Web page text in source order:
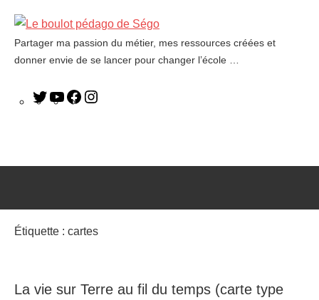
Le
boulot
Partager ma passion du métier, mes ressources créées et
donner envie de se lancer pour changer l’école …
Étiquette : cartes
La vie sur Terre au fil du temps (carte type